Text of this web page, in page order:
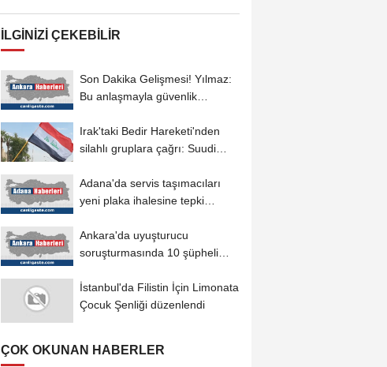
İLGINIZI ÇEKEBILIR
Son Dakika Gelişmesi! Yılmaz:
Bu anlaşmayla güvenlik
Irak'taki Bedir Hareketi'nden
silahlı gruplara çağrı: Suudi
Adana'da servis taşımacıları
yeni plaka ihalesine tepki
Ankara'da uyuşturucu
soruşturmasında 10 şüpheli
İstanbul'da Filistin İçin Limonata
Çocuk Şenliği düzenlendi
ÇOK OKUNAN HABERLER